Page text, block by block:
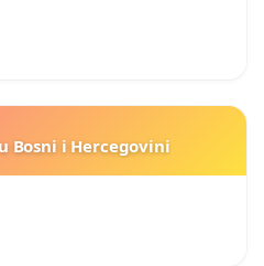
Bosni i Hercegovini